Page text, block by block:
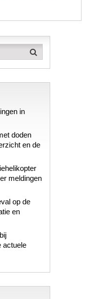
in
doden
en de
meldingen
op de
en
actuele